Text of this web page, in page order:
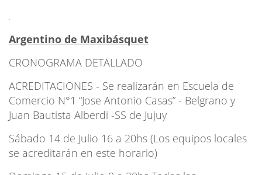
Argentino de Maxibásquet
CRONOGRAMA DETALLADO
ACREDITACIONES - Se realizarán en Escuela de
Comercio N°1 “Jose Antonio Casas” - Belgrano y
Juan Bautista Alberdi -SS de Jujuy
Sábado 14 de Julio 16 a 20hs (Los equipos locales
se acreditarán en este horario)